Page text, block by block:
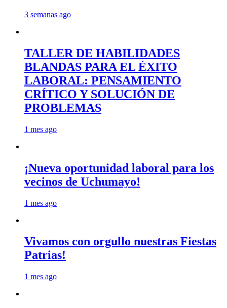
3 semanas ago
TALLER DE HABILIDADES
BLANDAS PARA EL ÉXITO
LABORAL: PENSAMIENTO
CRÍTICO Y SOLUCIÓN DE
PROBLEMAS
1 mes ago
¡Nueva oportunidad laboral para los
vecinos de Uchumayo!
1 mes ago
Vivamos con orgullo nuestras Fiestas
Patrias!
1 mes ago